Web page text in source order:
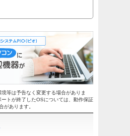
等は予告なく変更する場合がありま
トが終了したOSについては、動作保証
があります。